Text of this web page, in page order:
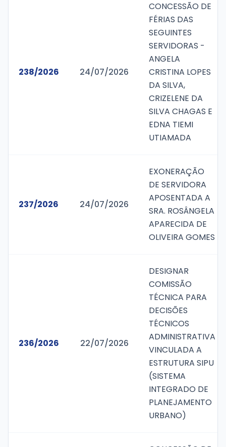
238/2026 24/07/2026
CONCESSÃO DE
FÉRIAS DAS
SEGUINTES
SERVIDORAS -
ANGELA
CRISTINA LOPES
DA SILVA,
CRIZELENE DA
SILVA CHAGAS E
EDNA TIEMI
UTIAMADA
237/2026 24/07/2026
EXONERAÇÃO
DE SERVIDORA
APOSENTADA A
SRA. ROSÂNGELA
APARECIDA DE
OLIVEIRA GOMES
236/2026 22/07/2026
DESIGNAR
COMISSÃO
TÉCNICA PARA
DECISÕES
TÉCNICOS
ADMINISTRATIVA
VINCULADA A
ESTRUTURA SIPU
(SISTEMA
INTEGRADO DE
PLANEJAMENTO
URBANO)